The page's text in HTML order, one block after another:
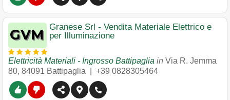
Granese Srl - Vendita Materiale Elettrico e
per Illuminazione
Elettricità Materiali - Ingrosso Battipaglia in Via R. Jemma
80, 84091 Battipaglia +39 0828305464